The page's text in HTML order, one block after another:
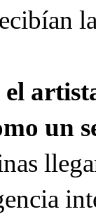
el
un